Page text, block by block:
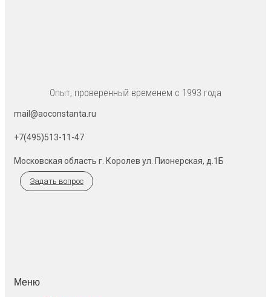
Опыт, проверенный временем с 1993 года
mail@aoconstanta.ru
+7(495)513-11-47
Московская область г. Королев ул. Пионерская, д.1Б
Задать вопрос
Меню